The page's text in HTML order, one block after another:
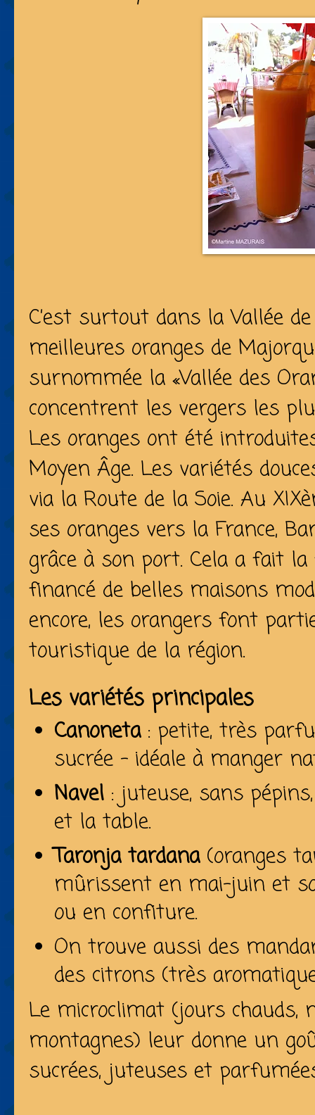
C’est surtout dans laVallée
meilleures oranges de
surnommée la «Vallée des
concentrent les vergers les
Les oranges ont été
Moyen Âge. Les variétés
via la Route de la Soie. Au
ses oranges vers la France,
grâce à son port. Cela a fait
financé de belles maisons
encore, les orangers font
touristique de la région.
Les variétés principales
Canoneta: petite, très
sucrée – idéale à manger
Navel : juteuse, sans
et la table.
Taronja tardana(oranges
mûrissent en mai-juin et
ou en confiture.
On trouve aussi des
des citrons (très
Le microclimat (jours chauds,
montagnes) leur donne un
sucrées, juteuses et